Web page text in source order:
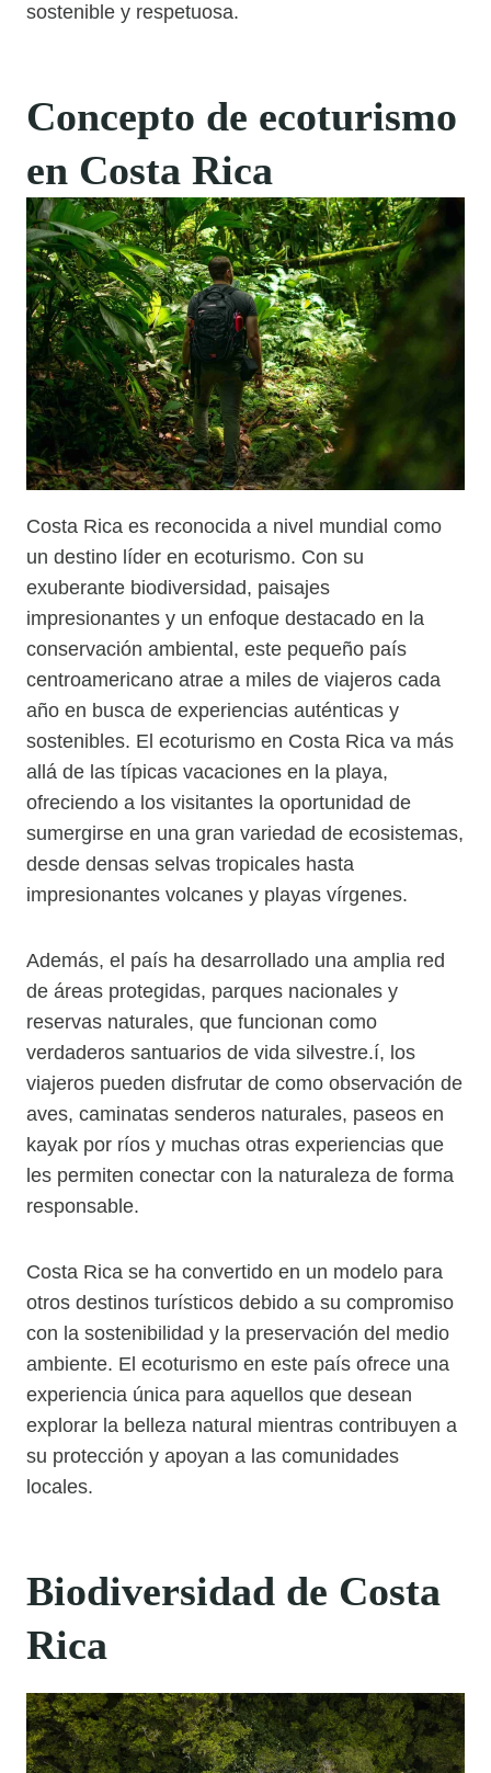
sostenible y respetuosa.
Concepto de ecoturismo
en Costa Rica
Costa Rica es reconocida a nivel mundial como
un destino líder en ecoturismo. Con su
exuberante biodiversidad, paisajes
impresionantes y un enfoque destacado en la
conservación ambiental, este pequeño país
centroamericano atrae a miles de viajeros cada
año en busca de experiencias auténticas y
sostenibles. El ecoturismo en Costa Rica va más
allá de las típicas vacaciones en la playa,
ofreciendo a los visitantes la oportunidad de
sumergirse en una gran variedad de ecosistemas,
desde densas selvas tropicales hasta
impresionantes volcanes y playas vírgenes.
Además, el país ha desarrollado una amplia red
de áreas protegidas, parques nacionales y
reservas naturales, que funcionan como
verdaderos santuarios de vida silvestre.í, los
viajeros pueden disfrutar de como observación de
aves, caminatas senderos naturales, paseos en
kayak por ríos y muchas otras experiencias que
les permiten conectar con la naturaleza de forma
responsable.
Costa Rica se ha convertido en un modelo para
otros destinos turísticos debido a su compromiso
con la sostenibilidad y la preservación del medio
ambiente. El ecoturismo en este país ofrece una
experiencia única para aquellos que desean
explorar la belleza natural mientras contribuyen a
su protección y apoyan a las comunidades
locales.
Biodiversidad de Costa
Rica